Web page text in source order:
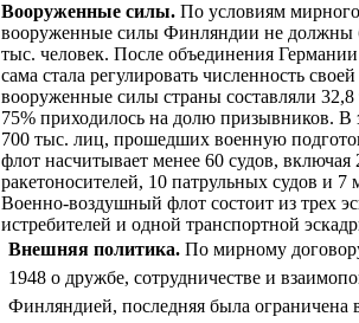
Вооруженные силы. По условиям
вооруженные силы Финляндии не должны
тыс. человек. После объединения
сама стала регулировать численность
вооруженные силы страны составляли
75% приходилось на долю призывников. В
700 тыс. лиц, прошедших военную
флот насчитывает менее 60 судов, включая
ракетоносителей, 10 патрульных судов и 7
Военно-воздушный флот состоит из трех
истребителей и одной транспортной
Внешняя политика. По мирному
1948 о дружбе, сотрудничестве и
Финляндией, последняя была ограничена